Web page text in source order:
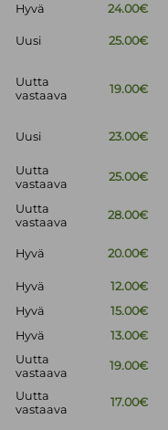
Hyvä
24.00€
Uusi 25.00€
Uutta
vastaava
19.00€
Uusi 23.00€
Uutta
vastaava
25.00€
Uutta
vastaava
28.00€
Hyvä 20.00€
Hyvä
12.00€
Hyvä
15.00€
Hyvä 13.00€
Uutta
vastaava
19.00€
Uutta
vastaava
17.00€